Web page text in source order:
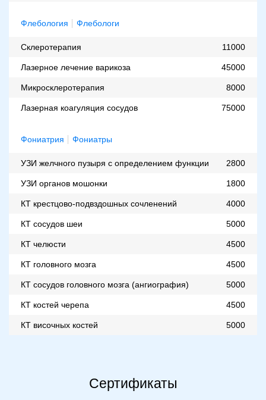
Флебология Флебологи
Склеротерапия 11000
Лазерное лечение варикоза 45000
Микросклеротерапия 8000
Лазерная коагуляция сосудов 75000
Фониатрия Фониатры
УЗИ желчного пузыря с определением функции 2800
УЗИ органов мошонки 1800
КТ крестцово-подвздошных сочленений 4000
КТ сосудов шеи 5000
КТ челюсти 4500
КТ головного мозга 4500
КТ сосудов головного мозга (ангиография) 5000
КТ костей черепа 4500
КТ височных костей 5000
Сертификаты